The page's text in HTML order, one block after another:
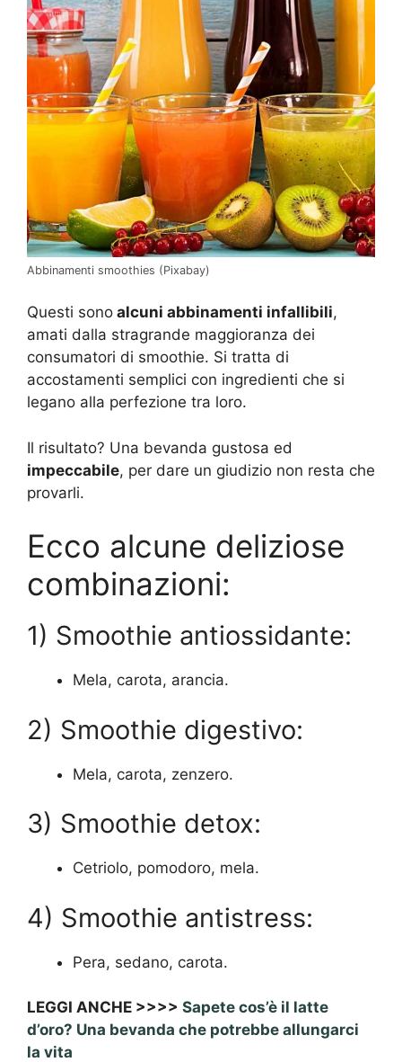
Abbinamenti smoothies (Pixabay)
Questi sono alcuni abbinamenti infallibili,
amati dalla stragrande maggioranza dei
consumatori di smoothie. Si tratta di
accostamenti semplici con ingredienti che si
legano alla perfezione tra loro.
Il risultato? Una bevanda gustosa ed
impeccabile, per dare un giudizio non resta che
provarli.
Ecco alcune deliziose
combinazioni:
1) Smoothie antiossidante:
Mela, carota, arancia.
2) Smoothie digestivo:
Mela, carota, zenzero.
3) Smoothie detox:
Cetriolo, pomodoro, mela.
4) Smoothie antistress:
Pera, sedano, carota.
LEGGI ANCHE >>>> Sapete cos’è il latte
d’oro? Una bevanda che potrebbe allungarci
la vita